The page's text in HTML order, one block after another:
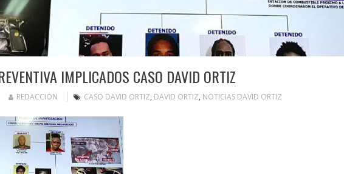
IMPLICADOS CASO DAVID ORTIZ
REDACCION CASO DAVID ORTIZ, DAVID ORTIZ, NOTICIAS DAVID ORTIZ